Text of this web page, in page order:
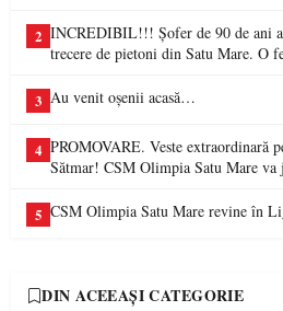
2 INCREDIBIL!!! Șofer de 90 de ani
trecere de pietoni din Satu Mare. O
3 Au venit oșenii acasă…
4 PROMOVARE. Veste extraordinară
Sătmar! CSM Olimpia Satu Mare
5 CSM Olimpia Satu Mare revine în
DIN ACEEAȘI CATEGORIE